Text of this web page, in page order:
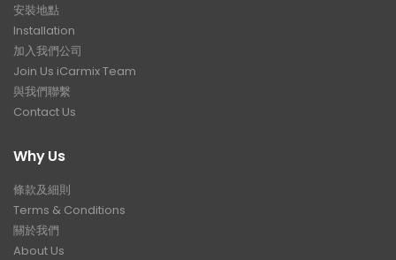
安裝地點
Installation
加入我們公司
Join Us iCarmix Team
與我們聯繫
Contact Us
Why Us
條款及細則
Terms & Conditions
關於我們
About Us